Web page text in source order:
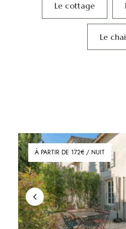
Le cottage
Le chai
À PARTIR DE 172€ / NUIT